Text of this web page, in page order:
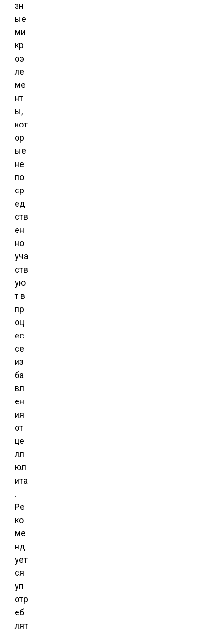
зн
ые
ми
кр
оэ
ле
ме
нт
ы,
кот
ор
ые
не
по
ср
ед
ств
ен
но
уча
ств
ую
т в
пр
оц
ес
се
из
ба
вл
ен
ия
от
це
лл
юл
ита
.
Ре
ко
ме
нд
ует
ся
уп
отр
еб
лят